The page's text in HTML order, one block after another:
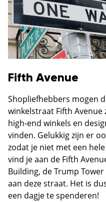
Fifth Avenue
Shopliefhebbers mogen
winkelstraat Fifth Avenue
high-end winkels en
vinden. Gelukkig zijn er
zodat je niet met een
vind je aan de Fifth
Building, de Trump
aan deze straat. Het is
een dagje te spenderen!